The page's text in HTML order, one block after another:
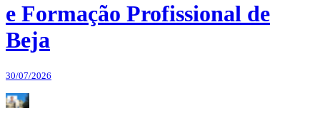
e Formação Profissional de
Beja
30/07/2026